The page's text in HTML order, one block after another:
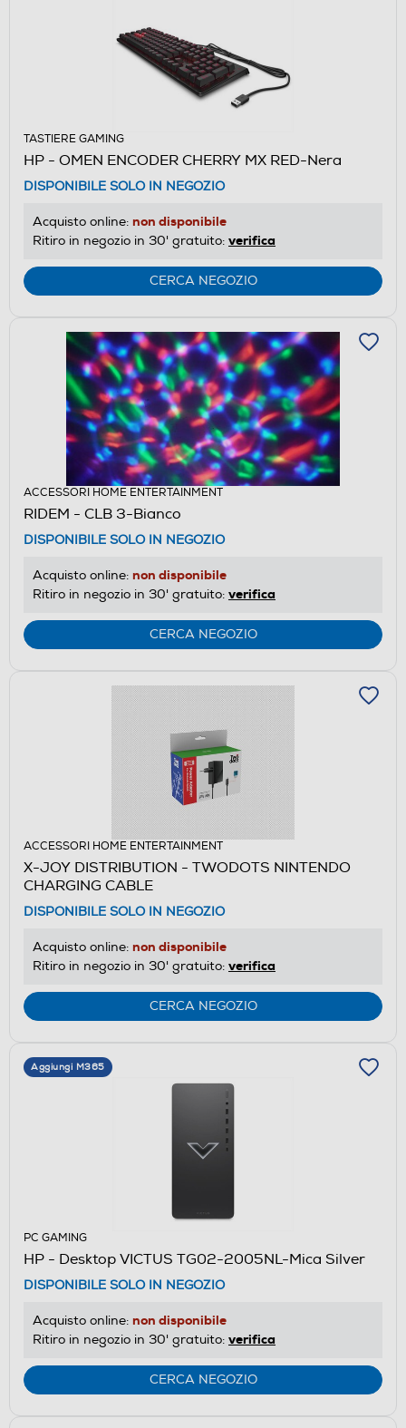
TASTIERE GAMING
HP - OMEN ENCODER CHERRY MX RED-Nera
DISPONIBILE SOLO IN NEGOZIO
Acquisto online: non disponibile
Ritiro in negozio in 30' gratuito: verifica
CERCA NEGOZIO
ACCESSORI HOME ENTERTAINMENT
RIDEM - CLB 3-Bianco
DISPONIBILE SOLO IN NEGOZIO
Acquisto online: non disponibile
Ritiro in negozio in 30' gratuito: verifica
CERCA NEGOZIO
ACCESSORI HOME ENTERTAINMENT
X-JOY DISTRIBUTION - TWODOTS NINTENDO
CHARGING CABLE
DISPONIBILE SOLO IN NEGOZIO
Acquisto online: non disponibile
Ritiro in negozio in 30' gratuito: verifica
CERCA NEGOZIO
Aggiungi M365
PC GAMING
HP - Desktop VICTUS TG02-2005NL-Mica Silver
DISPONIBILE SOLO IN NEGOZIO
Acquisto online: non disponibile
Ritiro in negozio in 30' gratuito: verifica
CERCA NEGOZIO